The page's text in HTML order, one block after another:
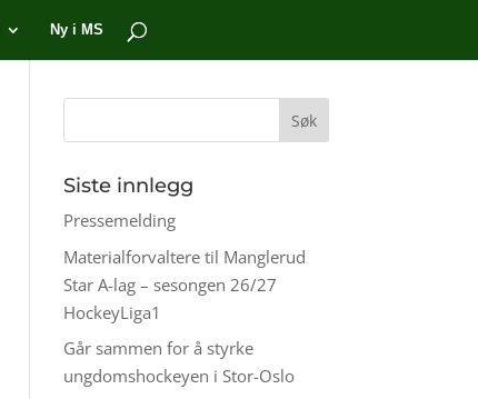
Ny i MS
Siste innlegg
Pressemelding
Materialforvaltere til Manglerud
Star A-lag – sesongen 26/27
HockeyLiga1
Går sammen for å styrke
ungdomshockeyen i Stor-Oslo